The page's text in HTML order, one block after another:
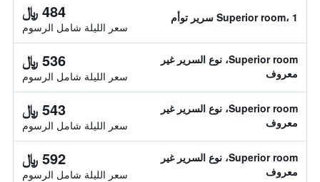
Superior room، 1 سرير توأم 484 ﷼
سعر الليلة شامل الرسوم
Superior room، نوع السرير غير
معروف
536 ﷼
سعر الليلة شامل الرسوم
Superior room، نوع السرير غير
معروف
543 ﷼
سعر الليلة شامل الرسوم
Superior room، نوع السرير غير
معروف
592 ﷼
سعر الليلة شامل الرسوم